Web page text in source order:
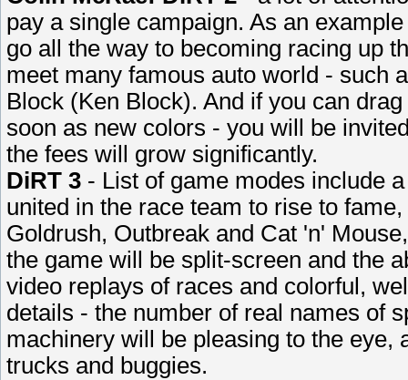
pay a single campaign. As an
go all the way to becoming racing up
meet many famous auto world - such
Block (Ken Block). And if you can
soon as new colors - you will be
the fees will grow significantly.
DiRT 3 - List of game modes include
united in the race team to rise to
Goldrush, Outbreak and Cat 'n'
the game will be split-screen and the
video replays of races and colorful,
details - the number of real names of
machinery will be pleasing to the
trucks and buggies.